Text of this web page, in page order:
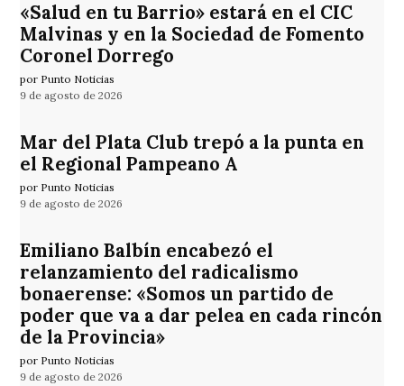
«Salud en tu Barrio» estará en el CIC
Malvinas y en la Sociedad de Fomento
Coronel Dorrego
por Punto Noticias
9 de agosto de 2026
Mar del Plata Club trepó a la punta en
el Regional Pampeano A
por Punto Noticias
9 de agosto de 2026
Emiliano Balbín encabezó el
relanzamiento del radicalismo
bonaerense: «Somos un partido de
poder que va a dar pelea en cada rincón
de la Provincia»
por Punto Noticias
9 de agosto de 2026